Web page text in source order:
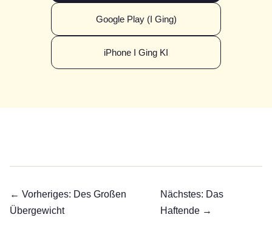
Google Play (I Ging)
iPhone I Ging KI
← Vorheriges: Des Großen
Übergewicht
Nächstes: Das
Haftende →